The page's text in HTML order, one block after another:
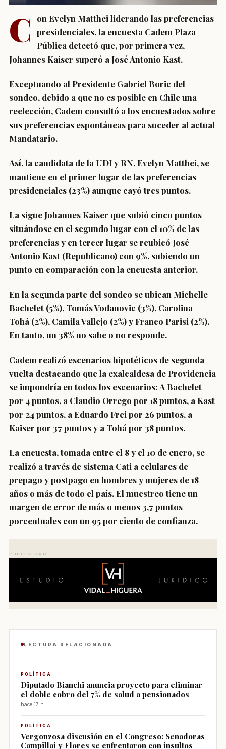
C
on Evelyn Matthei liderando las preferencias
presidenciales, la encuesta Cadem Plaza
Pública detectó que, por primera vez,
Johannes Kaiser superó a José Antonio Kast.
Exceptuando al Presidente Gabriel Boric del
sondeo, debido a que no es posible en Chile una
reelección, Cadem consultó a los encuestados sobre
suspreferencias espontáneaspara suceder al actual
Mandatario.
Así, la candidata de la UDI y RN, Evelyn Matthei, se
mantiene en el primer lugar de las preferencias
presidenciales (23%) aunque cayó tres puntos.
La sigue Johannes Kaiser que subió cinco puntos
situándose en el segundo lugar con el 10% de las
preferencias y en tercer lugar se reubicó José
Antonio Kast (Republicano) con 9%, subiendo un
punto en comparación con la encuesta anterior.
En la segunda parte del sondeo se ubican Michelle
Bachelet (5%), Tomás Vodanovic (3%), Carolina
Tohá (2%), Camila Vallejo (2%) y Franco Parisi (2%).
En tanto, un 38% no sabe o no responde.
Cadem realizó escenarios hipotéticos de segunda
vuelta destacando que la exalcaldesa de Providencia
se impondría en todos los escenarios: A Bachelet
por 4 puntos, a Claudio Orrego por 18 puntos, a Kast
por 24 puntos, a Eduardo Frei por 26 puntos, a
Kaiser por 37 puntos y a Tohá por 38 puntos.
La encuesta, tomada entre el 8 y el 10 de enero, se
realizó a través de sistema Cati a celulares de
prepago y postpago en hombres y mujeres de 18
años o más de todo el país. El muestreo tiene un
margen de error de más o menos 3,7 puntos
porcentuales con un 95 por ciento de confianza.
PUBLICIDAD
LECTURA RELACIONADA
POLÍTICA
Diputado Bianchi anuncia proyecto para eliminar
el doble cobro del 7% de salud a pensionados
hace 17 h
POLÍTICA
Vergonzosa discusión en el Congreso: Senadoras
Campillai y Flores se enfrentaron con insultos